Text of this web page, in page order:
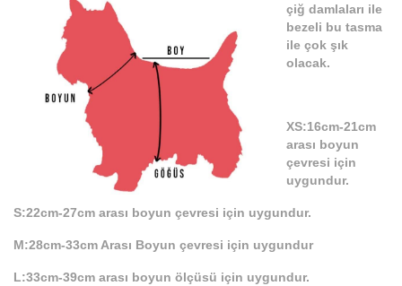
çiğ damlaları ile
bezeli bu tasma
ile çok şık
olacak.
XS:16cm-21cm
arası boyun
çevresi için
uygundur.
S:22cm-27cm arası boyun çevresi için uygundur.
M:28cm-33cm Arası Boyun çevresi için uygundur
L:33cm-39cm arası boyun ölçüsü için uygundur.